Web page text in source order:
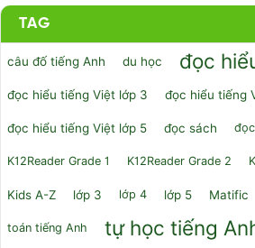
TAG
câu đố tiếng Anh du học đọc
đọc hiểu tiếng Việt lớp 3 đọc hiểu tiếng
đọc hiểu tiếng Việt lớp 5 đọc sách
K12Reader Grade 1 K12Reader Grade 2
Kids A-Z lớp 3 lớp 4 lớp 5 Matific
toán tiếng Anh tự học tiếng